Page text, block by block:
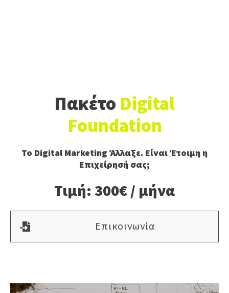
Πακέτο Digital
Foundation
Το Digital Marketing Άλλαξε. Είναι Έτοιμη η
Επιχείρησή σας;
Τιμή: 300€ / μήνα
Επικοινωνία